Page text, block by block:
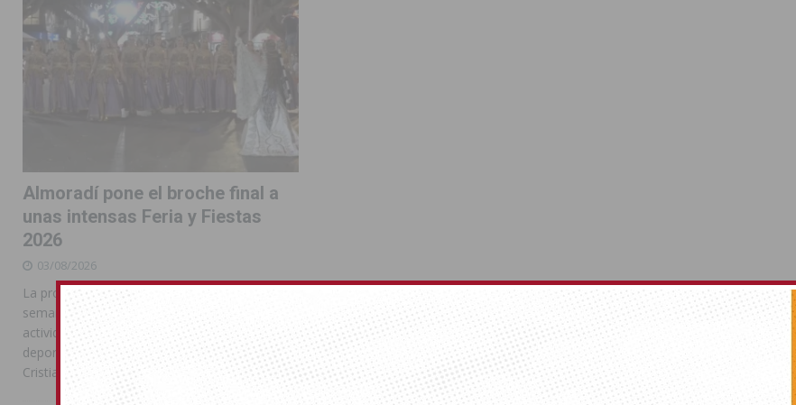
Almoradí pone el broche final a
unas intensas Feria y Fiestas
2026
03/08/2026
La programación reunió durante más de una
semana actos institucionales, conciertos,
actividades familiares, competiciones
deportivas y las celebraciones de Moros y
Cristianos